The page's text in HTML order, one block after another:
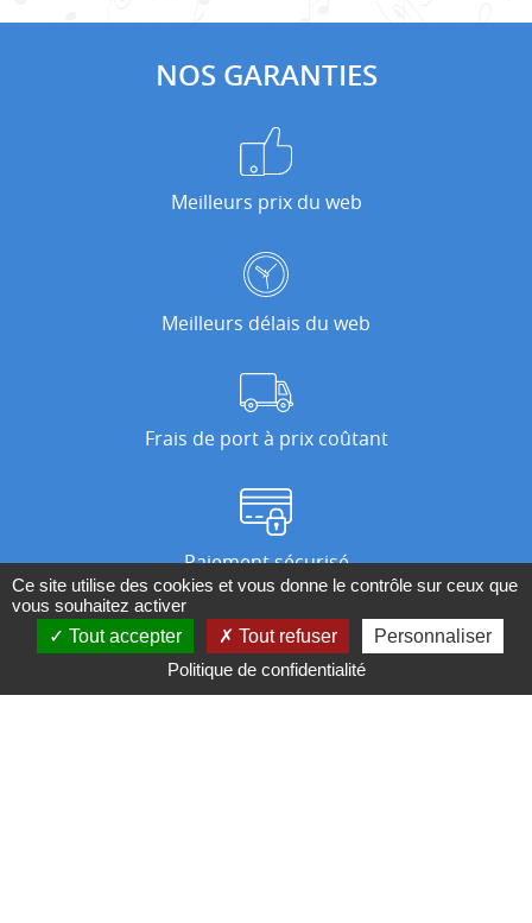
NOS GARANTIES
Meilleurs prix du web
Meilleurs délais du web
Frais de port à prix coûtant
Paiement sécurisé
Nos magasins
Ce site utilise des cookies et vous donne le contrôle sur ceux que
vous souhaitez activer
Tout accepter
Tout refuser
Personnaliser
Politique de confidentialité